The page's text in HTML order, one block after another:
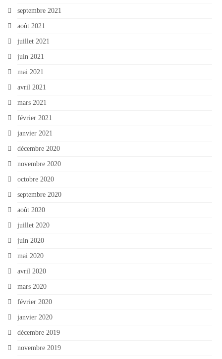
septembre 2021
août 2021
juillet 2021
juin 2021
mai 2021
avril 2021
mars 2021
février 2021
janvier 2021
décembre 2020
novembre 2020
octobre 2020
septembre 2020
août 2020
juillet 2020
juin 2020
mai 2020
avril 2020
mars 2020
février 2020
janvier 2020
décembre 2019
novembre 2019